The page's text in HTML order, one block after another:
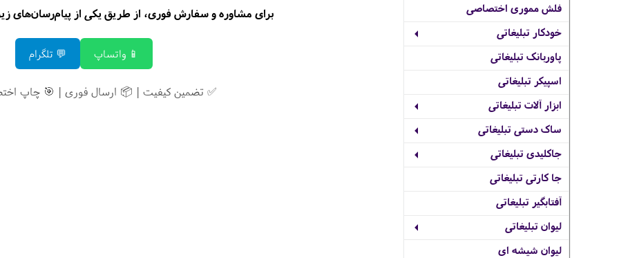
فلش مموری اختصاصی
خودکار تبلیغاتی
پاوربانک تبلیغاتی
اسپیکر تبلیغاتی
ابزار آلات تبلیغاتی
ساک دستی تبلیغاتی
جاکلیدی تبلیغاتی
جا کارتی تبلیغاتی
آفتابگیر تبلیغاتی
لیوان تبلیغاتی
لیوان شیشه ای
برای مشاوره و سفارش فوری، از طریق یکی از پیام‌رسان‌های زیر
📱 واتساپ 💬 تلگرام
✅ تضمین کیفیت | 📦 ارسال فوری | 🎯 چاپ